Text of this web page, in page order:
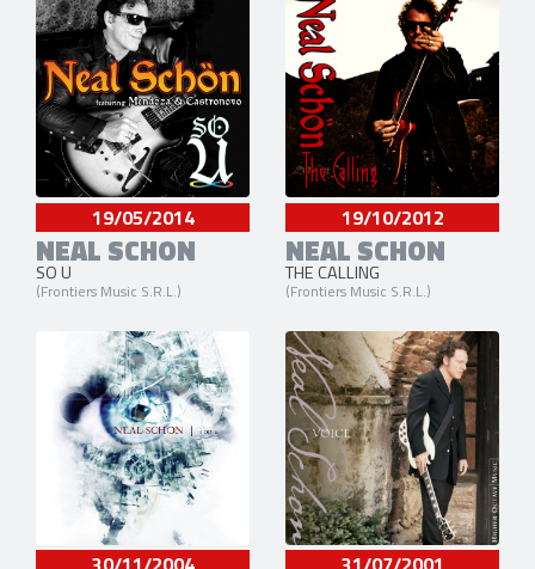
19/05/2014
NEAL SCHON
SO U
(Frontiers Music S.R.L.)
19/10/2012
NEAL SCHON
THE CALLING
(Frontiers Music S.R.L.)